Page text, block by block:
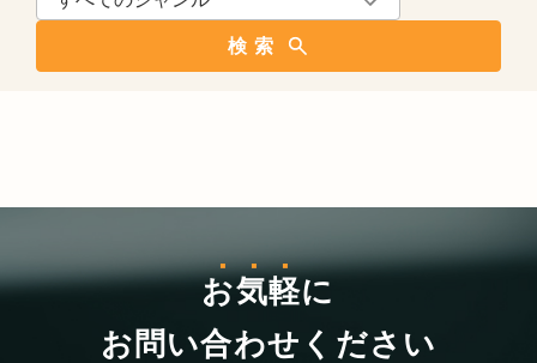
検索
お気軽に
お問い合わせください